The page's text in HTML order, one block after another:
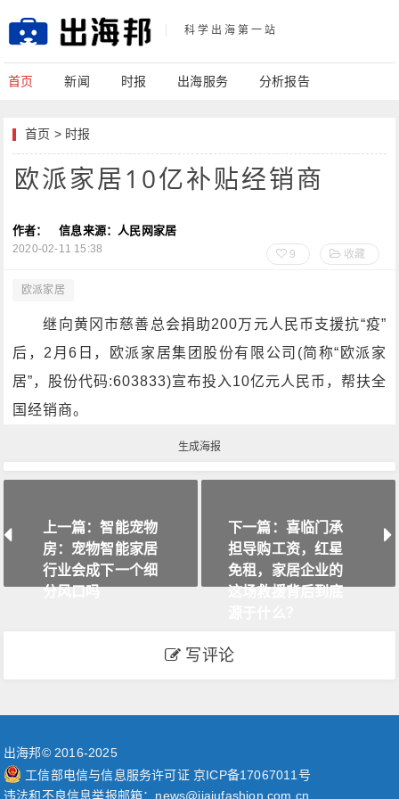
科学出海第一站
首页 新闻 时报 出海服务 分析报告
首页 > 时报
欧派家居10亿补贴经销商
作者： 信息来源：人民网家居
2020-02-11 15:38 9 收藏
欧派家居
继向黄冈市慈善总会捐助200万元人民币支援抗“疫”
后，2月6日，欧派家居集团股份有限公司(简称“欧派家
居”，股份代码:603833)宣布投入10亿元人民币，帮扶全
国经销商。
生成海报
上一篇：智能宠物
房：宠物智能家居
行业会成下一个细
分风口吗
下一篇：喜临门承
担导购工资，红星
免租，家居企业的
这场救援背后到底
写评论
出海邦© 2016-2025
工信部电信与信息服务许可证 京ICP备17067011号
违法和不良信息举报邮箱：news@jiajufashion.com.cn